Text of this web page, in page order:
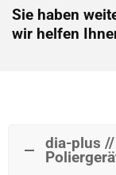
Sie haben
wir helfen
dia-plus